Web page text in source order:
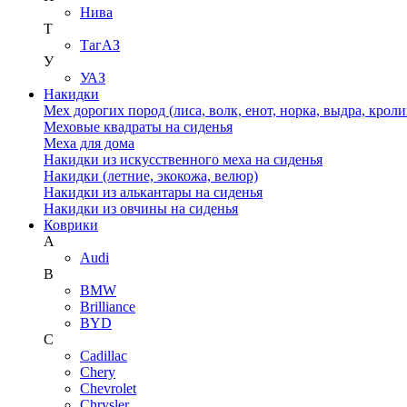
Нива
Т
ТагАЗ
У
УАЗ
Накидки
Мех дорогих пород (лиса, волк, енот, норка, выдра,
Меховые квадраты на сиденья
Меха для дома
Накидки из искусственного меха на сиденья
Накидки (летние, экокожа, велюр)
Накидки из алькантары на сиденья
Накидки из овчины на сиденья
Коврики
A
Audi
B
BMW
Brilliance
BYD
C
Cadillac
Chery
Chevrolet